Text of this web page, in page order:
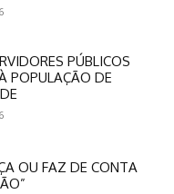
PÚBLICOS
POPULAÇÃO DE
OU FAZ DE CONTA